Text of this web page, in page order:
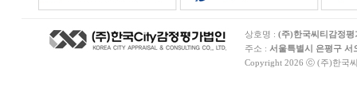
상호명 : (주)한국씨티감정평
주소 : 서울특별시 은평구 서
Copyright 2026 ⓒ (주)한국